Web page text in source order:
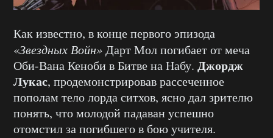
Как известно, в конце первого эпизода
«Звездных Войн»Дарт Мол погибает от меча
Оби-Вана Кеноби в Битве на Набу. Джордж
Лукас, продемонстрировав рассеченное
пополам тело лорда ситхов, ясно дал зрителю
понять, что молодой падаван успешно
отомстил за погибшего в бою учителя.